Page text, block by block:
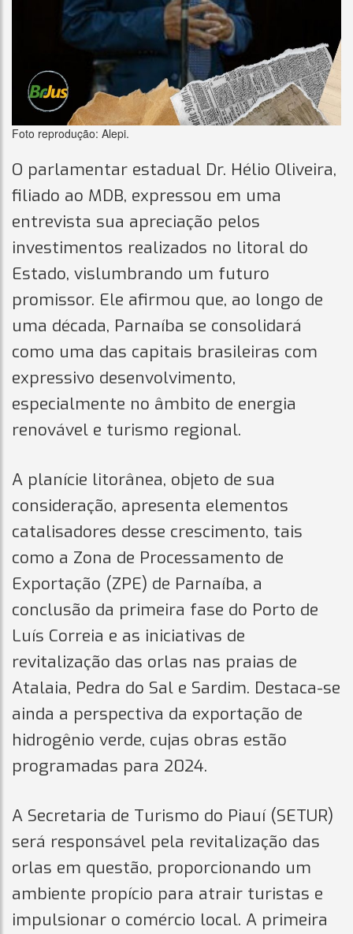
Foto reprodução: Alepi.
O parlamentar estadual Dr. Hélio Oliveira,
filiado ao MDB, expressou em uma
entrevista sua apreciação pelos
investimentos realizados no litoral do
Estado, vislumbrando um futuro
promissor. Ele afirmou que, ao longo de
uma década, Parnaíba se consolidará
como uma das capitais brasileiras com
expressivo desenvolvimento,
especialmente no âmbito de energia
renovável e turismo regional.
A planície litorânea, objeto de sua
consideração, apresenta elementos
catalisadores desse crescimento, tais
como a Zona de Processamento de
Exportação (ZPE) de Parnaíba, a
conclusão da primeira fase do Porto de
Luís Correia e as iniciativas de
revitalização das orlas nas praias de
Atalaia, Pedra do Sal e Sardim. Destaca-se
ainda a perspectiva da exportação de
hidrogênio verde, cujas obras estão
programadas para 2024.
A Secretaria de Turismo do Piauí (SETUR)
será responsável pela revitalização das
orlas em questão, proporcionando um
ambiente propício para atrair turistas e
impulsionar o comércio local. A primeira